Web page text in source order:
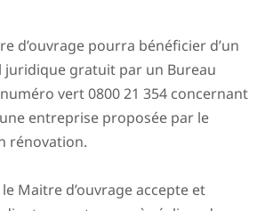
d’ouvrage pourra bénéficier d’un
juridique gratuit par un Bureau
numéro vert 0800 21 354 concernant
entreprise proposée par le
rénovation.
Maitre d’ouvrage accepte et